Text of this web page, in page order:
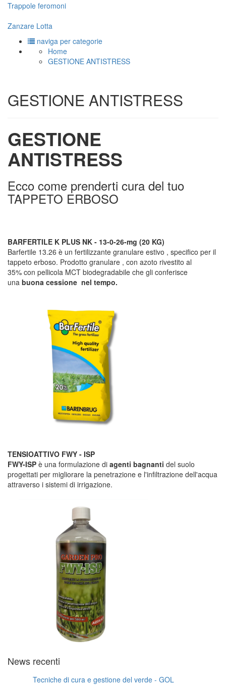
Trappole feromoni
Zanzare Lotta
naviga per categorie
Home
GESTIONE ANTISTRESS
GESTIONE ANTISTRESS
GESTIONE
ANTISTRESS
Ecco come prenderti cura del tuo
TAPPETO ERBOSO
BARFERTILE K PLUS NK - 13-0-26-mg (20 KG)
Barfertile 13.26 è un fertilizzante granulare estivo , specifico per il
tappeto erboso. Prodotto granulare , con azoto rivestito al
35% con pellicola MCT biodegradabile che gli conferisce
una buona cessione nel tempo.
TENSIOATTIVO FWY - ISP
FWY-ISP è una formulazione di agenti bagnanti del suolo
progettati per migliorare la penetrazione e l'infiltrazione dell'acqua
attraverso i sistemi di irrigazione.
News recenti
Tecniche di cura e gestione del verde - GOL